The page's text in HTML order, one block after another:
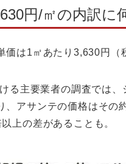
円/㎡の内訳に
価は1㎡あたり3,630円（
る主要業者の調査では
、アサンテの価格はそ
上の差があることも。